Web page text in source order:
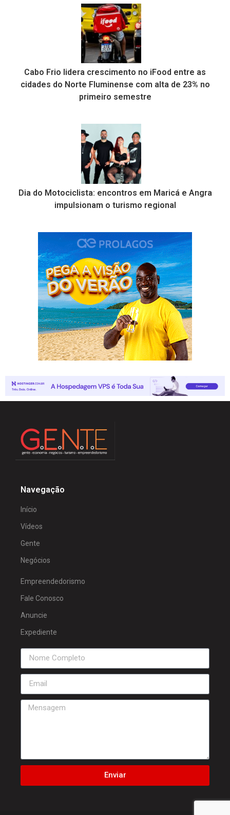
Cabo Frio lidera crescimento no iFood entre as
cidades do Norte Fluminense com alta de 23% no
primeiro semestre
Dia do Motociclista: encontros em Maricá e Angra
impulsionam o turismo regional
Navegação
Início
Vídeos
Gente
Negócios
Empreendedorismo
Fale Conosco
Anuncie
Expediente
Enviar